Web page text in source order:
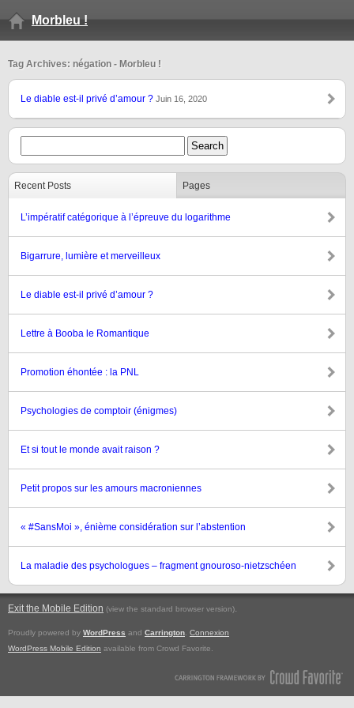
Morbleu !
Tag Archives: négation - Morbleu !
Le diable est-il privé d’amour ? Juin 16, 2020
Recent Posts Pages
L’impératif catégorique à l’épreuve du logarithme
Bigarrure, lumière et merveilleux
Le diable est-il privé d’amour ?
Lettre à Booba le Romantique
Promotion éhontée : la PNL
Psychologies de comptoir (énigmes)
Et si tout le monde avait raison ?
Petit propos sur les amours macroniennes
« #SansMoi », énième considération sur l’abstention
La maladie des psychologues – fragment gnouroso-nietzschéen
Exit the Mobile Edition (view the standard browser version).
Proudly powered by WordPress and Carrington Connexion
WordPress Mobile Edition available from Crowd Favorite.